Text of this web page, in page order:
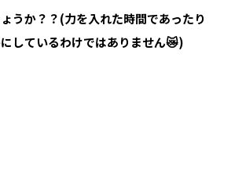
うか？？(力を入れた時間であったり
しているわけではありません😿)